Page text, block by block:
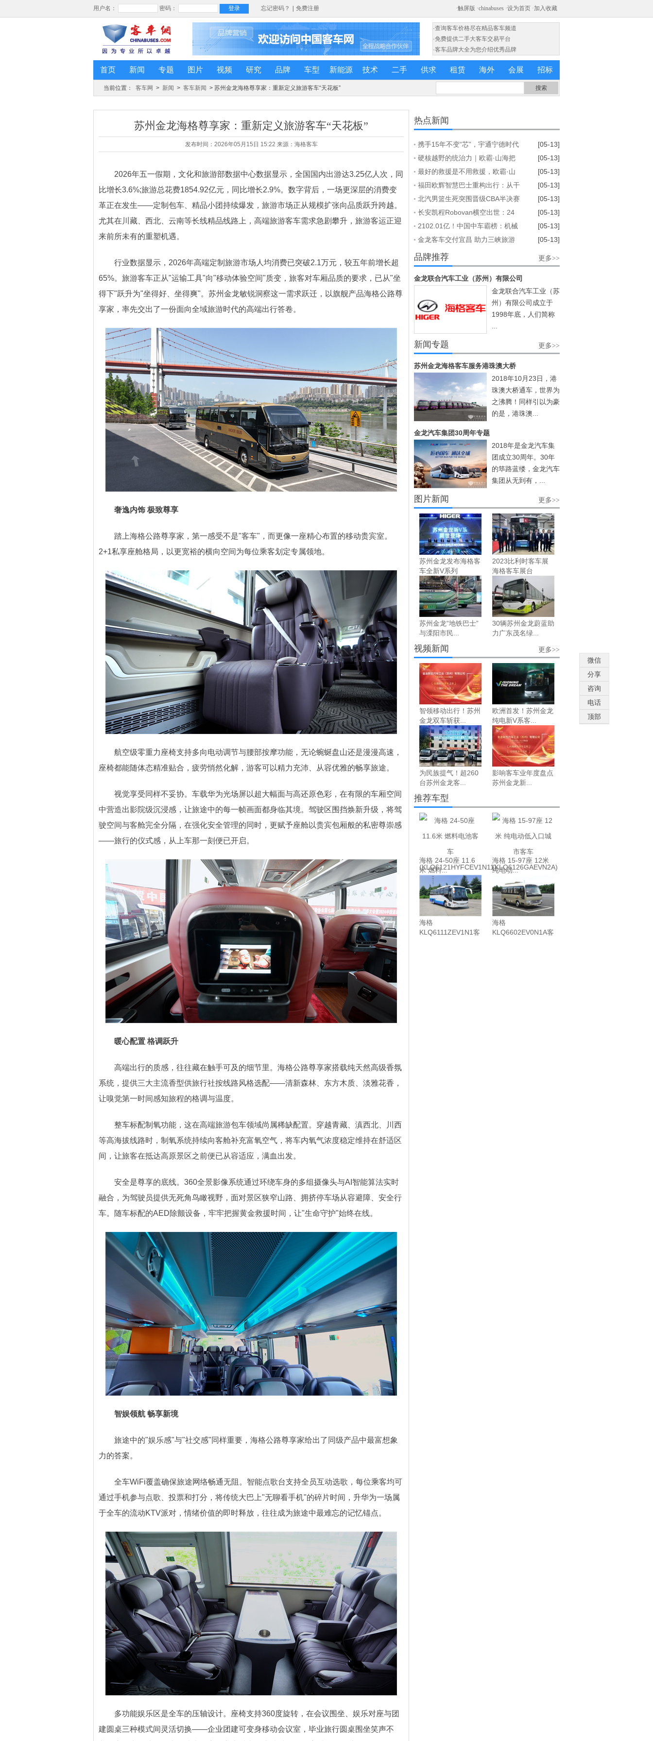
·查询客车价格尽在精品客车频道
·免费提供二手大客车交易平台
·客车品牌大全为您介绍优秀品牌
首页 新闻 专题 图片 视频 研究 品牌 车型 新能源 技术 二手 供求 租赁 海外 会展 招标
当前位置： 客车网 > 新闻 > 客车新闻 > 苏州金龙海格尊享家：重新定义旅游客车“天花板”
苏州金龙海格尊享家：重新定义旅游客车“天花板”
发布时间：2026年05月15日 15:22 来源：海格客车
2026年五一假期，文化和旅游部数据中心数据显示，全国国内出游达3.25亿人次，同
比增长3.6%;旅游总花费1854.92亿元，同比增长2.9%。数字背后，一场更深层的消费变
革正在发生——定制包车、精品小团持续爆发，旅游市场正从规模扩张向品质跃升跨越。
尤其在川藏、西北、云南等长线精品线路上，高端旅游客车需求急剧攀升，旅游客运正迎
来前所未有的重塑机遇。
行业数据显示，2026年高端定制旅游市场人均消费已突破2.1万元，较五年前增长超
65%。旅游客车正从"运输工具"向"移动体验空间"质变，旅客对车厢品质的要求，已从"坐
得下"跃升为"坐得好、坐得爽"。苏州金龙敏锐洞察这一需求跃迁，以旗舰产品海格公路尊
享家，率先交出了一份面向全域旅游时代的高端出行答卷。
奢逸内饰 极致尊享
踏上海格公路尊享家，第一感受不是"客车"，而更像一座精心布置的移动贵宾室。
2+1私享座舱格局，以更宽裕的横向空间为每位乘客划定专属领地。
航空级零重力座椅支持多向电动调节与腰部按摩功能，无论蜿蜒盘山还是漫漫高速，
座椅都能随体态精准贴合，疲劳悄然化解，游客可以精力充沛、从容优雅的畅享旅途。
视觉享受同样不妥协。车载华为光场屏以超大幅面与高还原色彩，在有限的车厢空间
中营造出影院级沉浸感，让旅途中的每一帧画面都身临其境。驾驶区围挡焕新升级，将驾
驶空间与客舱完全分隔，在强化安全管理的同时，更赋予座舱以贵宾包厢般的私密尊崇感
——旅行的仪式感，从上车那一刻便已开启。
暖心配置 格调跃升
高端出行的质感，往往藏在触手可及的细节里。海格公路尊享家搭载纯天然高级香氛
系统，提供三大主流香型供旅行社按线路风格选配——清新森林、东方木质、淡雅花香，
让嗅觉第一时间感知旅程的格调与温度。
整车标配制氧功能，这在高端旅游包车领域尚属稀缺配置。穿越青藏、滇西北、川西
等高海拔线路时，制氧系统持续向客舱补充富氧空气，将车内氧气浓度稳定维持在舒适区
间，让旅客在抵达高原景区之前便已从容适应，满血出发。
安全是尊享的底线。360全景影像系统通过环绕车身的多组摄像头与AI智能算法实时
融合，为驾驶员提供无死角鸟瞰视野，面对景区狭窄山路、拥挤停车场从容避障、安全行
车。随车标配的AED除颤设备，牢牢把握黄金救援时间，让"生命守护"始终在线。
智娱领航 畅享新境
旅途中的"娱乐感"与"社交感"同样重要，海格公路尊享家给出了同级产品中最富想象
力的答案。
全车WiFi覆盖确保旅途网络畅通无阻。智能点歌台支持全员互动选歌，每位乘客均可
通过手机参与点歌、投票和打分，将传统大巴上"无聊看手机"的碎片时间，升华为一场属
于全车的流动KTV派对，情绪价值的即时释放，往往成为旅途中最难忘的记忆锚点。
多功能娱乐区是全车的压轴设计。座椅支持360度旋转，在会议围坐、娱乐对座与团
建圆桌三种模式间灵活切换——企业团建可变身移动会议室，毕业旅行圆桌围坐笑声不
热点新闻
携手15年不变“芯”，宇通宁德时代
再签全球战略备忘录
[05-13]
硬核越野的统治力｜欧霸·山海把
荒野写成诗，将天险踏成路
[05-13]
最好的救援是不用救援，欧霸·山
海你的“脱困战友”
[05-13]
福田欧辉智慧巴士重构出行：从干
线到街巷，一键解锁全域守护
[05-13]
北汽男篮生死突围晋级CBA半决赛
福田之夜燃爆北京五棵松
[05-13]
长安凯程Robovan横空出世：24
小时港口“待机王”上线，开启物流
新方式
[05-13]
2102.01亿！中国中车霸榜：机械
设备制造“一哥”实锤
[05-13]
金龙客车交付宜昌 助力三峡旅游
升级
[05-13]
品牌推荐 更多>>
金龙联合汽车工业（苏州）有限公司
金龙联合汽车工业（苏
州）有限公司成立于
1998年底，人们简称
新闻专题 更多>>
苏州金龙海格客车服务港珠澳大桥
2018年10月23日，港
珠澳大桥通车，世界为
之沸腾！同样引以为豪
的是，港珠澳...
金龙汽车集团30周年专题
2018年是金龙汽车集
团成立30周年。30年
的筚路蓝缕，金龙汽车
集团从无到有，...
图片新闻 更多>>
苏州金龙发布海格客
车全新V系列
2023比利时客车展
海格客车展台
苏州金龙“地铁巴士”
与溧阳市民...
30辆苏州金龙蔚蓝助
力广东茂名绿...
视频新闻 更多>>
智领移动出行！苏州
金龙双车斩获...
欧洲首发！苏州金龙
纯电新V系客...
为民族提气！超260
台苏州金龙客...
影响客车业年度盘点
苏州金龙新...
推荐车型
海格 24-50座 11.6
米 燃料...
海格 15-97座 12米
纯电动...
海格
KLQ6111ZEV1N1客
海格
KLQ6602EV0N1A客
微信
分享
咨询
电话
顶部